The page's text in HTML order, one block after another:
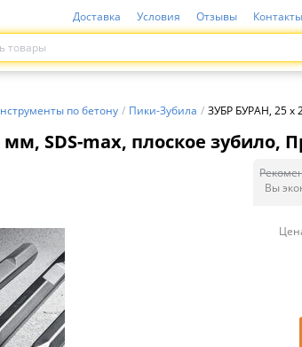
Доставка Условия Отзывы Контакты
по бетону / Пики-Зубила / ЗУБР БУРАН, 25 x
SDS-max, плоское зубило,
Вы